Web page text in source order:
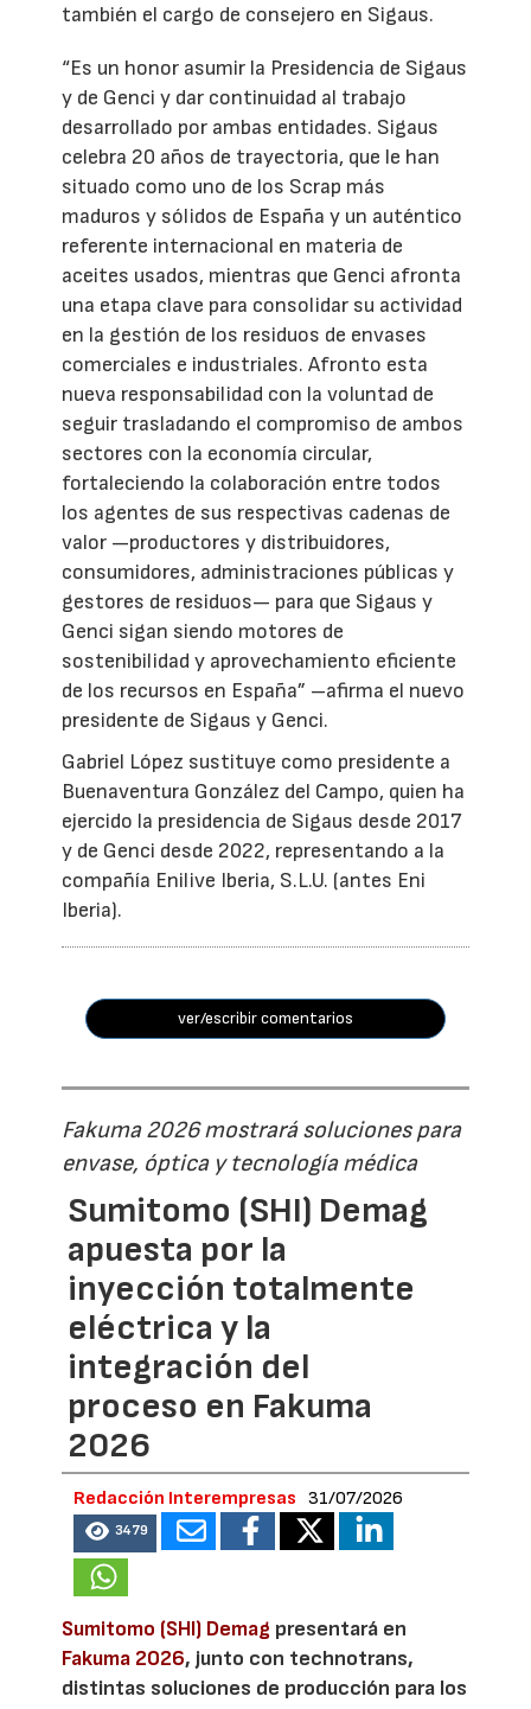
también el cargo de consejero en Sigaus.
“Es un honor asumir la Presidencia de Sigaus
y de Genci y dar continuidad al trabajo
desarrollado por ambas entidades. Sigaus
celebra 20 años de trayectoria, que le han
situado como uno de los Scrap más
maduros y sólidos de España y un auténtico
referente internacional en materia de
aceites usados, mientras que Genci afronta
una etapa clave para consolidar su actividad
en la gestión de los residuos de envases
comerciales e industriales. Afronto esta
nueva responsabilidad con la voluntad de
seguir trasladando el compromiso de ambos
sectores con la economía circular,
fortaleciendo la colaboración entre todos
los agentes de sus respectivas cadenas de
valor —productores y distribuidores,
consumidores, administraciones públicas y
gestores de residuos— para que Sigaus y
Genci sigan siendo motores de
sostenibilidad y aprovechamiento eficiente
de los recursos en España” –afirma el nuevo
presidente de Sigaus y Genci.
Gabriel López sustituye como presidente a
Buenaventura González del Campo, quien ha
ejercido la presidencia de Sigaus desde 2017
y de Genci desde 2022, representando a la
compañía Enilive Iberia, S.L.U. (antes Eni
Iberia).
ver/escribir comentarios
Fakuma 2026 mostrará soluciones para
envase, óptica y tecnología médica
Sumitomo (SHI) Demag
apuesta por la
inyección totalmente
eléctrica y la
integración del
proceso en Fakuma
2026
Redacción Interempresas 31/07/2026
3479
Sumitomo (SHI) Demag presentará en
Fakuma 2026, junto con technotrans,
distintas soluciones de producción para los